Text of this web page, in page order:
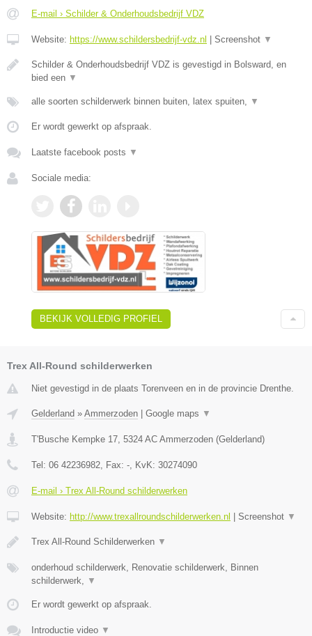
E-mail › Schilder & Onderhoudsbedrijf VDZ
Website: https://www.schildersbedrijf-vdz.nl | Screenshot ▼
Schilder & Onderhoudsbedrijf VDZ is gevestigd in Bolsward, en
bied een ▼
alle soorten schilderwerk binnen buiten, latex spuiten, ▼
Er wordt gewerkt op afspraak.
Laatste facebook posts ▼
Sociale media:
BEKIJK VOLLEDIG PROFIEL
Trex All-Round schilderwerken
Niet gevestigd in de plaats Torenveen en in de provincie Drenthe.
Gelderland » Ammerzoden Google maps ▼
T'Busche Kempke 17 5324 AC Ammerzoden (Gelderland)
Tel: 06 42236982 , Fax: - , KvK: 30274090
E-mail › Trex All-Round schilderwerken
Website: http://www.trexallroundschilderwerken.nl Screenshot ▼
Trex All-Round Schilderwerken ▼
onderhoud schilderwerk, Renovatie schilderwerk, Binnen
schilderwerk,
▼
Er wordt gewerkt op afspraak.
Introductie video ▼